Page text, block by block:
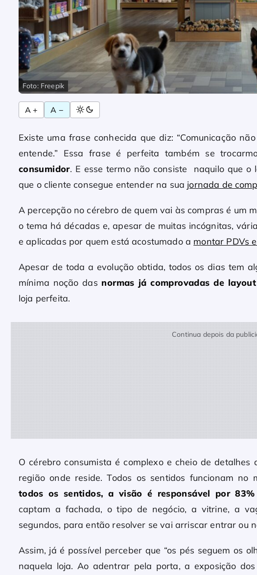
Foto: Freepik
A + A −
Existe uma frase conhecida que diz: “Comunicação
entende.” Essa frase é perfeita também se
consumidor. E esse termo não consiste naquilo que
que o cliente consegue entender na sua jornada de
A percepção no cérebro de quem vai às compras é um
o tema há décadas e, apesar de muitas incógnitas,
e aplicadas por quem está acostumado a montar PDVs
Apesar de toda a evolução obtida, todos os dias tem
mínima noção das normas já comprovadas de
loja perfeita.
Continua depois da
O cérebro consumista é complexo e cheio de
região onde reside. Todos os sentidos funcionam no
todos os sentidos, a visão é responsável por
captam a fachada, o tipo de negócio, a vitrine, a
segundos, para então resolver se vai arriscar entrar ou
Assim, já é possível perceber que “os pés seguem os
naquela loja. Ao adentrar pela porta, a exposição